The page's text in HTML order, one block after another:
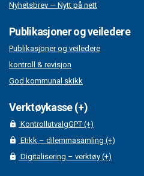
Nyhetsbrev — Nytt på nett
Publikasjoner og veiledere
Publikasjoner og veiledere
kontroll & revisjon
God kommunal skikk
Verktøykasse (+)
KontrollutvalgGPT (+)
Etikk – dilemmasamling (+)
Digitalisering – verktøy (+)